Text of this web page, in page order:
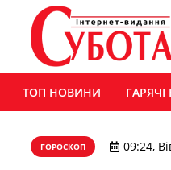
ТОП НОВИНИ
ГОРОСКОП 09:24,